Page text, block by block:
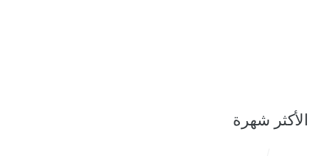
الأكثر شهرة